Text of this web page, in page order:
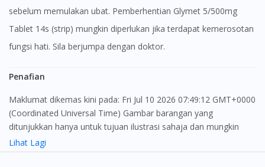
sebelum memulakan ubat. Pemberhentian Glymet 5/500mg
Tablet 14s (strip) mungkin diperlukan jika terdapat kemerosotan
fungsi hati. Sila berjumpa dengan doktor.
Penafian
Maklumat dikemas kini pada: Fri Jul 10 2026 07:49:12 GMT+0000
(Coordinated Universal Time) Gambar barangan yang
ditunjukkan hanya untuk tujuan ilustrasi sahaja dan mungkin
tidak seperti produk yang sebenar
Lihat Lagi